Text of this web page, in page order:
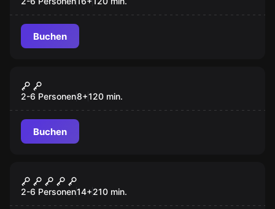
Buchen
Magische Verfolgung
2-6 Personen8+120 min.
Buchen
Verraten, vermisst, [vergessen]
2-6 Personen14+210 min.